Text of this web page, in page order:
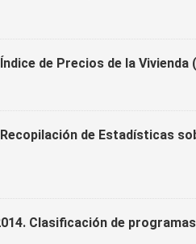
de Precios de la Vivienda
de Estadísticas
Clasificación de